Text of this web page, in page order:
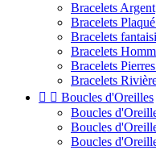
Bracelets Argent
Bracelets
Bracelets
Bracelets
Bracelets
Bracelets
  Boucles d'Oreilles
Boucles
Boucles
Boucles